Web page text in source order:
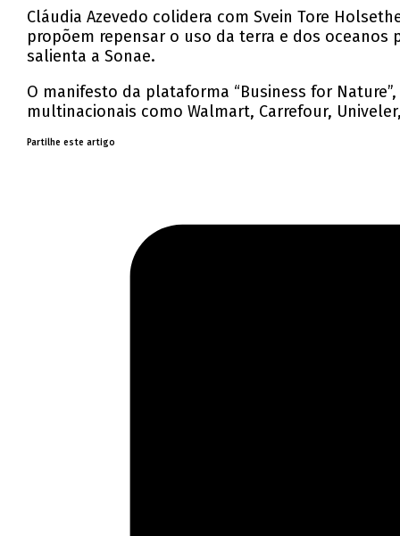
Cláudia Azevedo colidera com Svein Tore
propõem repensar o uso da terra e dos
salienta a Sonae.
O manifesto da plataforma “Business for
multinacionais como Walmart, Carrefour,
Partilhe este artigo